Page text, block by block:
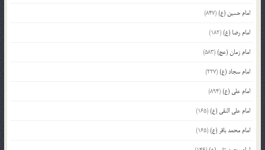
امام حسین (ع)(847)
امام رضا (ع)(182)
امام زمان (عج)(583)
امام سجاد (ع)(227)
امام علی (ع)(894)
امام علی النقی (ع)(165)
امام محمد باقر (ع)(165)